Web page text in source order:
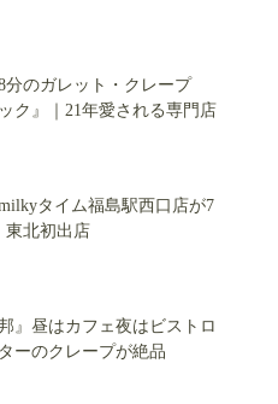
分のガレット・クレープ
ク』｜21年愛される専門店
タイム福島駅西口店が7
東北初出店
』昼はカフェ夜はビストロ
ーのクレープが絶品